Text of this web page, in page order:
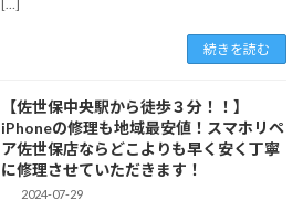
[…]
続きを読む
【佐世保中央駅から徒歩３分！！】
iPhoneの修理も地域最安値！スマホリペ
ア佐世保店ならどこよりも早く安く丁寧
に修理させていただきます！
2024-07-29